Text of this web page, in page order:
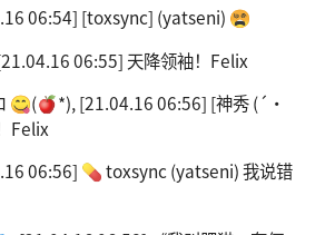
06:54] [toxsync] (yatseni) 😵
06:55] 天降领袖！Felix
😋(🍎*), [21.04.16 06:56] [神秀 (´・
Felix
06:56] 💊 toxsync (yatseni) 我说错